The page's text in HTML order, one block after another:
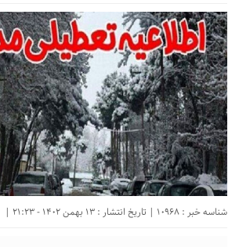
شناسه خبر : 10968 | تاریخ انتشار : 13 بهمن 1402 - 21:23 |